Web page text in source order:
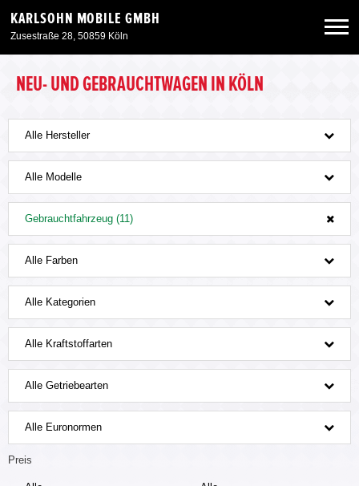
KARLSOHN MOBILE GMBH
Zusestraße 28, 50859 Köln
Neuwagen
Gebrauchtwagen
Angebote
Service & Zubehör
NEU- UND GEBRAUCHTWAGEN IN KÖLN
Alle Hersteller
Alle Modelle
Gebrauchtfahrzeug (11)
Alle Farben
Alle Kategorien
Alle Kraftstoffarten
Alle Getriebearten
Alle Euronormen
Preis